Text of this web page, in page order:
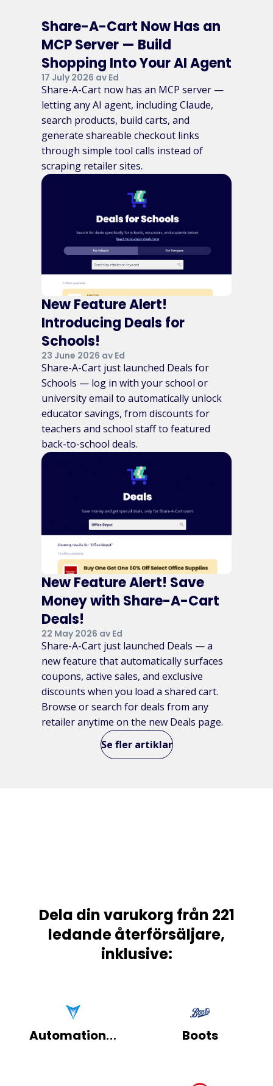
Share-A-Cart Now Has an
MCP Server — Build
Shopping Into Your AI Agent
17 July 2026 av Ed
Share-A-Cart now has an MCP server —
letting any AI agent, including Claude,
search products, build carts, and
generate shareable checkout links
through simple tool calls instead of
scraping retailer sites.
New Feature Alert!
Introducing Deals for
Schools!
23 June 2026 av Ed
Share-A-Cart just launched Deals for
Schools — log in with your school or
university email to automatically unlock
educator savings, from discounts for
teachers and school staff to featured
back-to-school deals.
New Feature Alert! Save
Money with Share-A-Cart
Deals!
22 May 2026 av Ed
Share-A-Cart just launched Deals — a
new feature that automatically surfaces
coupons, active sales, and exclusive
discounts when you load a shared cart.
Browse or search for deals from any
retailer anytime on the new Deals page.
Se fler artiklar
Dela din varukorg från 221
ledande återförsäljare,
inklusive:
AutomationDirect Boots